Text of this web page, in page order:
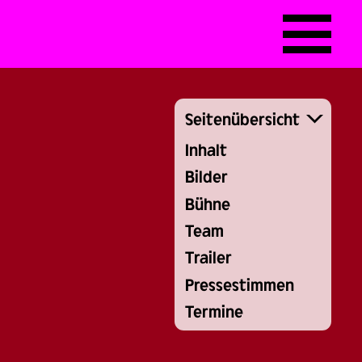
Seitenübersicht
Inhalt
Bilder
Bühne
Team
Trailer
Pressestimmen
Termine